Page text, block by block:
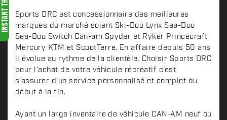
n
Sports DRC est concessionnaire des meilleures
marques du marché soient Ski-Doo Lynx Sea-Doo
Sea-Doo Switch Can-am Spyder et Ryker Princecraft
Mercury KTM et ScootTerre. En affaire depuis 50 ans
il évolue au rythme de la clientèle. Choisir Sports DRC
pour l’achat de votre véhicule récréatif c’est
s’assurer d’un service personnalisé et complet du
début à la fin.
Ayant un large inventaire de véhicule CAN-AM neuf ou